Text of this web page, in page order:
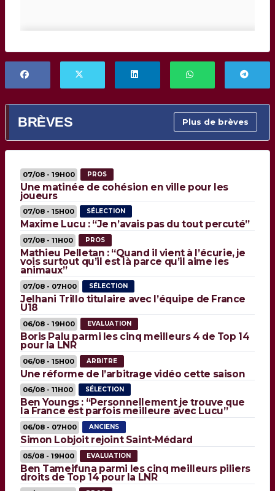
BRÈVES Plus de brèves
07/08 - 19H00 PROS
Une matinée de cohésion en ville pour les
joueurs
07/08 - 15H00 SÉLECTION
Maxime Lucu : “Je n’avais pas du tout percuté”
07/08 - 11H00 PROS
Mathieu Pelletan : “Quand il vient à l’écurie, je
vois surtout qu’il est là parce qu’il aime les
animaux”
07/08 - 07H00 SÉLECTION
Jelhani Trillo titulaire avec l’équipe de France
U18
06/08 - 19H00 EVALUATION
Boris Palu parmi les cinq meilleurs 4 de Top 14
pour la LNR
06/08 - 15H00 ARBITRE
Une réforme de l’arbitrage vidéo cette saison
06/08 - 11H00 SÉLECTION
Ben Youngs : “Personnellement je trouve que
la France est parfois meilleure avec Lucu”
06/08 - 07H00 ANCIENS
Simon Lobjoit rejoint Saint-Médard
05/08 - 19H00 EVALUATION
Ben Tameifuna parmi les cinq meilleurs piliers
droits de Top 14 pour la LNR